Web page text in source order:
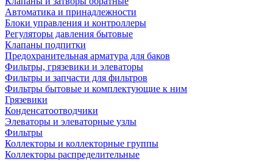
Автоматика и принадлежности
Блоки управления и контроллеры
Регуляторы давления бытовые
Клапаны подпитки
Предохранительная арматура для баков
Фильтры, грязевики и элеваторы
Фильтры и запчасти для фильтров
Фильтры бытовые и комплектующие к ним
Грязевики
Конденсатоотводчики
Элеваторы и элеваторные узлы
Фильтры
Коллекторы и коллекторные группы
Коллекторы распределительные